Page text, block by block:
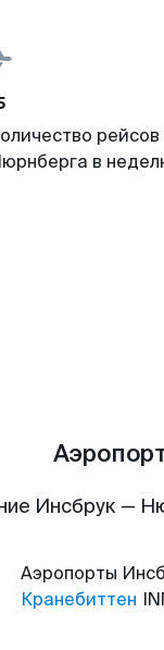
в
Инсбрук —
Аэропорты
Кранебиттен